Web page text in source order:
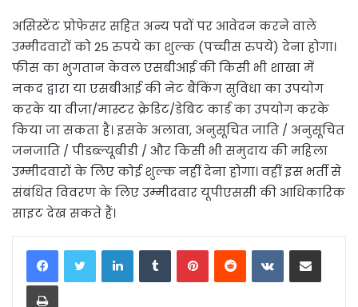
असिस्टेंट प्रोफेसर सहित अन्य पदों पर आवेदन करने वाले
उम्मीदवारों को 25 रुपये का शुल्क (पच्चीस रुपये) देना होगा।
फीस का भुगतान केवल एसबीआई की किसी भी शाखा में
नकद द्वारा या एसबीआई की नेट बैंकिंग सुविधा का उपयोग
करके या वीज़ा/मास्टर क्रेडिट/डेबिट कार्ड का उपयोग करके
किया जा सकता है। इसके अलावा, अनुसूचित जाति / अनुसूचित
जनजाति / पीडब्ल्यूबीडी / और किसी भी समुदाय की महिला
उम्मीदवारों के लिए कोई शुल्क नहीं देना होगा। वहीं इस भर्ती से
संबंधित विवरण के लिए उम्मीदवार यूपीएससी की आधिकारिक
साइट देख सकते हैं।
LinkedInTumblrPinterestReddit VKontakteShare via Email
Print